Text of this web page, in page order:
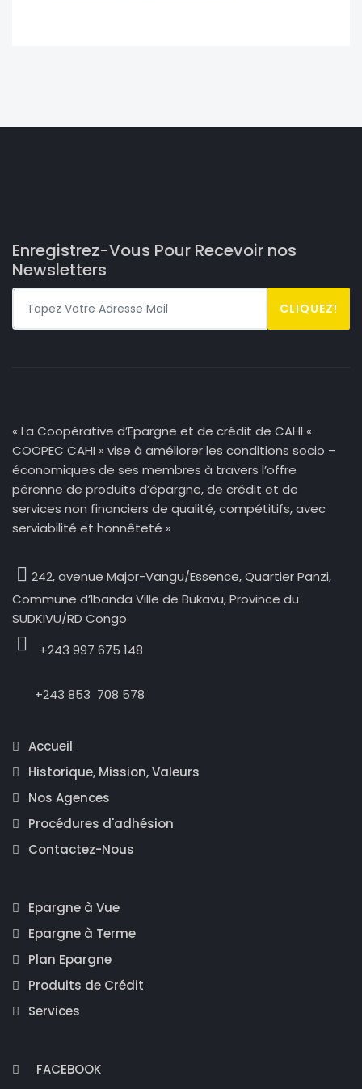
Enregistrez-Vous Pour Recevoir nos
Newsletters
CLIQUEZ!
« La Coopérative d’Epargne et de crédit de CAHI «
COOPEC CAHI » vise à améliorer les conditions socio –
économiques de ses membres à travers l’offre
pérenne de produits d’épargne, de crédit et de
services non financiers de qualité, compétitifs, avec
serviabilité et honnêteté »
242, avenue Major-Vangu/Essence,Quartier Panzi,
Commune d’Ibanda Ville de Bukavu, Province du
SUDKIVU/RD Congo
+243 997 675 148
+243 853 708 578
Accueil
Historique, Mission, Valeurs
Nos Agences
Procédures d'adhésion
Contactez-Nous
Epargne à Vue
Epargne à Terme
Plan Epargne
Produits de Crédit
Services
FACEBOOK